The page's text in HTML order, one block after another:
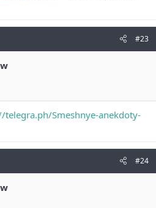
#23
telegra.ph/Smeshnye-anekdoty-
#24